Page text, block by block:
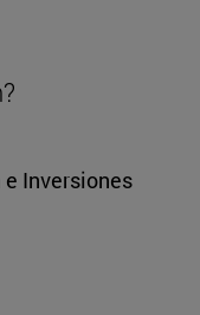
Inversiones